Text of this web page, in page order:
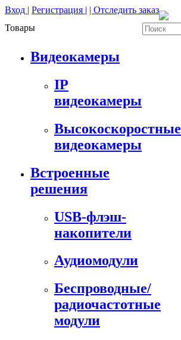
Вход | Регистрация | | Отследить заказ
Товары
Видеокамеры
IP
видеокамеры
Высокоскоростные
видеокамеры
Встроенные
решения
USB-флэш-
накопители
Аудиомодули
Беспроводные/
радиочастотные
модули